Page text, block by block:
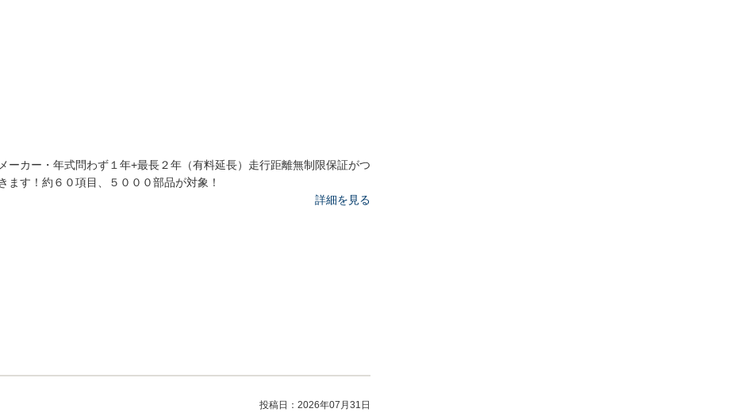
メーカー・年式問わず１年+最長２年（有料延長）走行距離無制限保証がつ
きます！約６０項目、５０００部品が対象！
詳細を見る
投稿日： 2026年07月31日